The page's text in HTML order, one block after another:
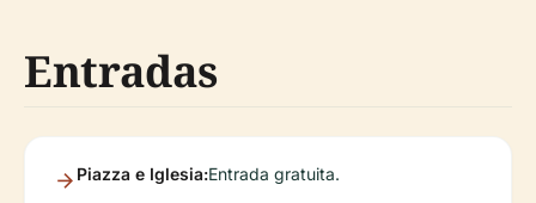
Entradas
Piazza e Iglesia:Entrada gratuita.